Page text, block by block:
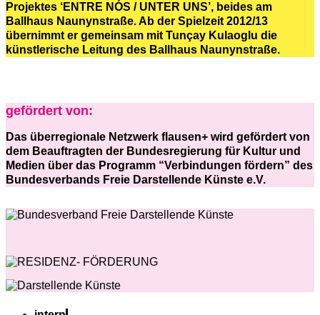
Projektes ‘ENTRE NÓS / UNTER UNS’, beides am
Ballhaus Naunynstraße. Ab der Spielzeit 2012/13
übernimmt er gemeinsam mit Tunçay Kulaoglu die
künstlerische Leitung des Ballhaus Naunynstraße.
gefördert von:
Das überregionale Netzwerk flausen+ wird gefördert von
dem Beauftragten der Bundesregierung für Kultur und
Medien über das Programm “Verbindungen fördern” des
Bundesverbands Freie Darstellende Künste e.V.